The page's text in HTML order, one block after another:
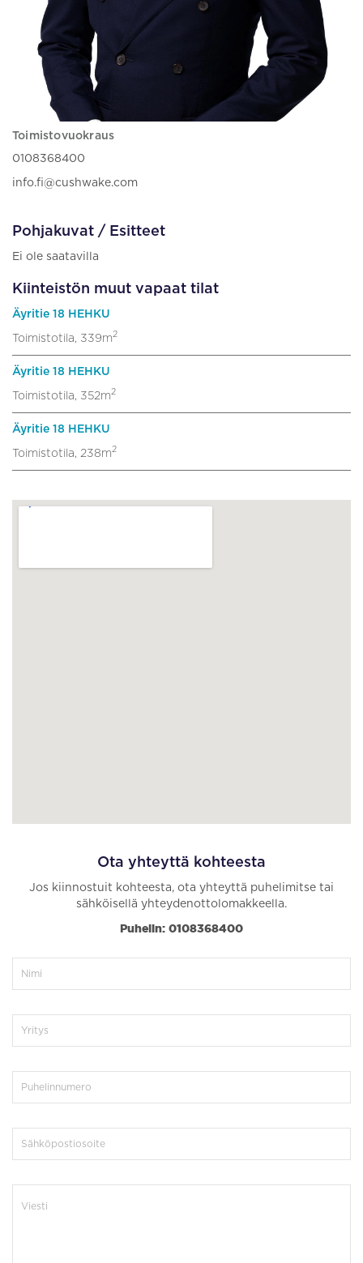
Toimistovuokraus
0108368400
info.fi@cushwake.com
Pohjakuvat / Esitteet
Ei ole saatavilla
Kiinteistön muut vapaat tilat
Äyritie 18 HEHKU
Toimistotila, 339m2
Äyritie 18 HEHKU
Toimistotila, 352m2
Äyritie 18 HEHKU
Toimistotila, 238m2
Ota yhteyttä kohteesta
Jos kiinnostuit kohteesta, ota yhteyttä puhelimitse tai
sähköisellä yhteydenottolomakkeella.
Puhelin: 0108368400